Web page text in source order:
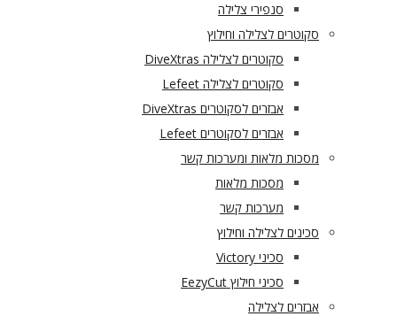
סנפירי צלילה
סקוטרים לצלילה וחילוץ
סקוטרים לצלילה DiveXtras
סקוטרים לצלילה Lefeet
אבזרים לסקוטרים DiveXtras
אבזרים לסקוטרים Lefeet
מסכות מלאות ומערכות קשר
מסכות מלאות
מערכות קשר
סכינים לצלילה וחילוץ
סכיני Victory
סכיני חילוץ EezyCut
אבזרים לצלילה